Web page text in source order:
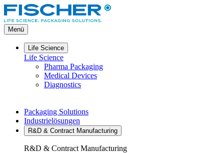
Direkt
zum
Inhalt
Menü
Life Science
Life Science
Pharma Packaging
Medical Devices
Diagnostics
Packaging Solutions
Industrielösungen
R&D & Contract Manufacturing
R&D & Contract Manufacturing